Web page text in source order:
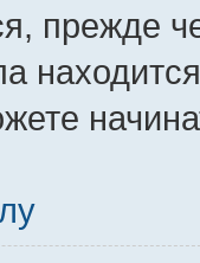
прежде